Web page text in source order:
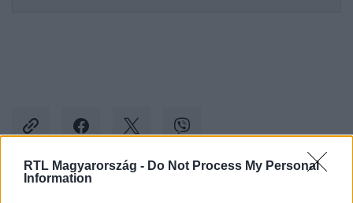
RTL Magyarország - Do Not Process My Personal
Information